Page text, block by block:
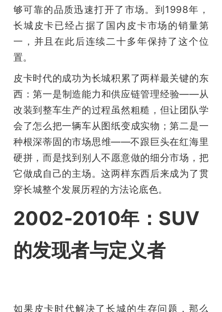
机
够可靠的品质迅速打开了市场。到1998年，
长城皮卡已经占据了国内皮卡市场的销量第
一，并且在此后连续二十多年保持了这个位
置。
皮卡时代的成功为长城积累了两样最关键的东
西：第一是制造能力和供应链管理经验——从
改装到整车生产的过程虽然粗糙，但让团队学
会了怎么把一辆车从图纸变成实物；第二是一
种根深蒂固的市场思维——不跟巨头在红海里
硬拼，而是找到别人不愿意做的细分市场，把
它做成自己的主场。这两样东西后来成为了贯
穿长城整个发展历程的方法论底色。
2002-2010年：SUV
的发现者与定义者
如果皮卡时代解决了长城的生存问题，那么